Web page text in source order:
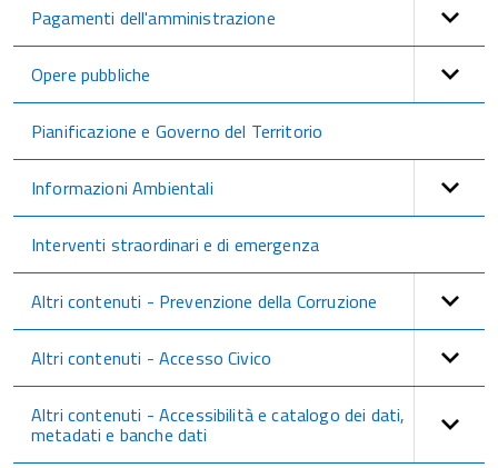
Pagamenti dell'amministrazione
Opere pubbliche
Pianificazione e Governo del Territorio
Informazioni Ambientali
Interventi straordinari e di emergenza
Altri contenuti - Prevenzione della Corruzione
Altri contenuti - Accesso Civico
Altri contenuti - Accessibilità e catalogo dei dati,
metadati e banche dati